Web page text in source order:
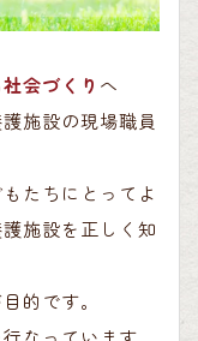
会づくり へ
施設の現場職員
たちにとってよ
施設を正しく知
的です。